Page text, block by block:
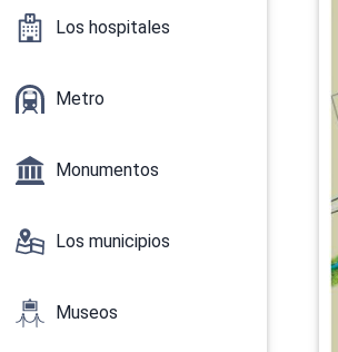
Los hospitales
Metro
Monumentos
Los municipios
Museos